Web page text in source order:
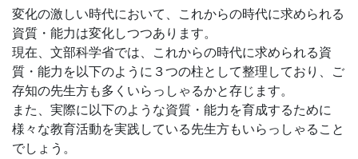
ジ。
学
校
の
変化の激しい時代において、これからの時代に求められる
資質・能力は変化しつつあります。
現在、文部科学省では、これからの時代に求められる資
質・能力を以下のように３つの柱として整理しており、ご
存知の先生方も多くいらっしゃるかと存じます。
また、実際に以下のような資質・能力を育成するために
様々な教育活動を実践している先生方もいらっしゃること
でしょう。